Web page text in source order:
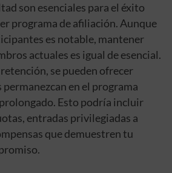
son esenciales para el éxito
programa de afiliación. Aunque
es notable, mantener
actuales es igual de esencial.
se pueden ofrecer
en el programa
Esto podría incluir
entradas privilegiadas a
que demuestren tu